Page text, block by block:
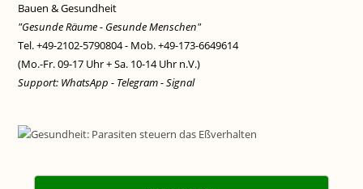
Bauen & Gesundheit
"Gesunde Räume - Gesunde Menschen"
Tel. +49-2102-5790804 - Mob. +49-173-6649614
(Mo.-Fr. 09-17 Uhr + Sa. 10-14 Uhr n.V.)
Support: WhatsApp - Telegram - Signal